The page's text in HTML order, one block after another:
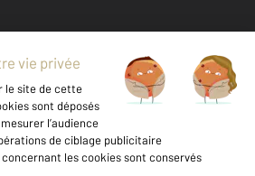
& CGU et Barèmes d'honoraires
personnelles
des cookies